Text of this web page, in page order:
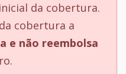
da cobertura.
cobertura a
e não reembolsa